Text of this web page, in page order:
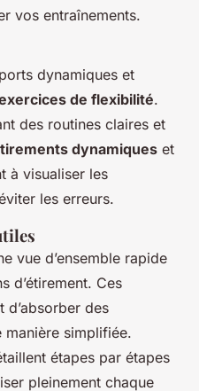
vos entraînements.
dynamiques et
de flexibilité.
des routines claires et
dynamiques et
à visualiser les
les erreurs.
vue d’ensemble rapide
d’étirement. Ces
d’absorber des
simplifiée.
étapes par étapes
pleinement chaque